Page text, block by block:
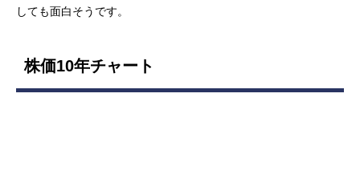
しても面白そうです。
株価10年チャート